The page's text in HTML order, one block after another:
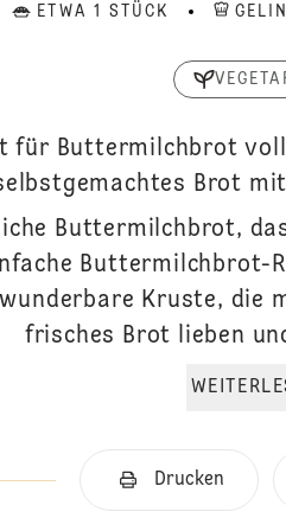
ETWA 1 STÜCK
für Buttermilchbrot
Brot
Buttermilchbrot,
Buttermilchbrot-
wunderbare Kruste,
frisches Brot lieben
Drucken